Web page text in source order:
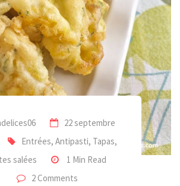
22 septembre
Entrées, Antipasti, Tapas,
salées
1 Min Read
2 Comments